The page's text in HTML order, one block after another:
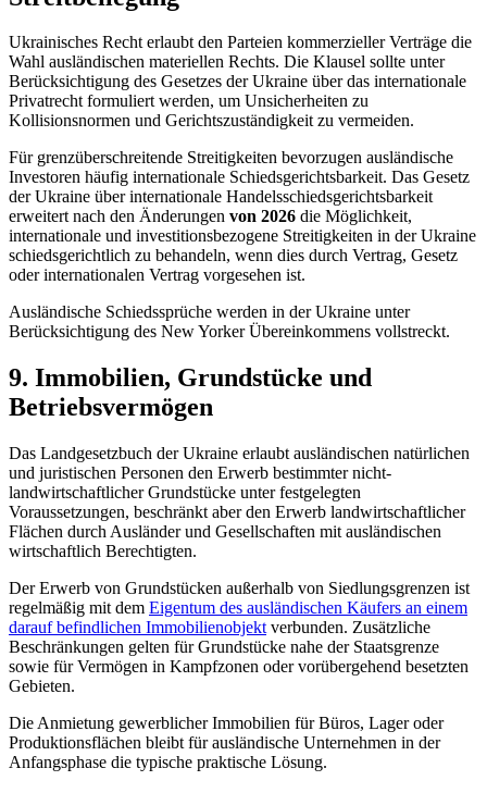
Ukrainisches Recht erlaubt den Parteien kommerzieller Verträge die
Wahl ausländischen materiellen Rechts. Die Klausel sollte unter
Berücksichtigung des Gesetzes der Ukraine über das internationale
Privatrecht formuliert werden, um Unsicherheiten zu
Kollisionsnormen und Gerichtszuständigkeit zu vermeiden.
Für grenzüberschreitende Streitigkeiten bevorzugen ausländische
Investoren häufig internationale Schiedsgerichtsbarkeit. Das Gesetz
der Ukraine über internationale Handelsschiedsgerichtsbarkeit
erweitert nach den Änderungen von 2026 die Möglichkeit,
internationale und investitionsbezogene Streitigkeiten in der Ukraine
schiedsgerichtlich zu behandeln, wenn dies durch Vertrag, Gesetz
oder internationalen Vertrag vorgesehen ist.
Ausländische Schiedssprüche werden in der Ukraine unter
Berücksichtigung des New Yorker Übereinkommens vollstreckt.
9. Immobilien, Grundstücke und
Betriebsvermögen
Das Landgesetzbuch der Ukraine erlaubt ausländischen natürlichen
und juristischen Personen den Erwerb bestimmter nicht-
landwirtschaftlicher Grundstücke unter festgelegten
Voraussetzungen, beschränkt aber den Erwerb landwirtschaftlicher
Flächen durch Ausländer und Gesellschaften mit ausländischen
wirtschaftlich Berechtigten.
Der Erwerb von Grundstücken außerhalb von Siedlungsgrenzen ist
regelmäßig mit dem Eigentum des ausländischen Käufers an einem
darauf befindlichen Immobilienobjekt verbunden. Zusätzliche
Beschränkungen gelten für Grundstücke nahe der Staatsgrenze
sowie für Vermögen in Kampfzonen oder vorübergehend besetzten
Gebieten.
Die Anmietung gewerblicher Immobilien für Büros, Lager oder
Produktionsflächen bleibt für ausländische Unternehmen in der
Anfangsphase die typische praktische Lösung.